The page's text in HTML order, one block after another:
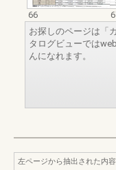
66
お探しのページは「
タログビューでは
んになれます。
左ページから抽出された内容